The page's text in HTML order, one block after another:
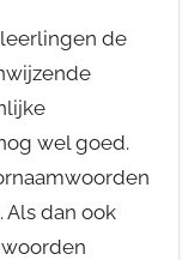
de
wel goed.
. Als dan ook